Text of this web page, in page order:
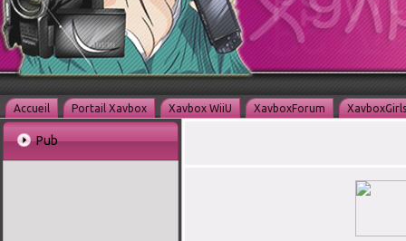
Accueil Portail Xavbox Xavbox WiiU XavboxForum XavboxGirls
Pub